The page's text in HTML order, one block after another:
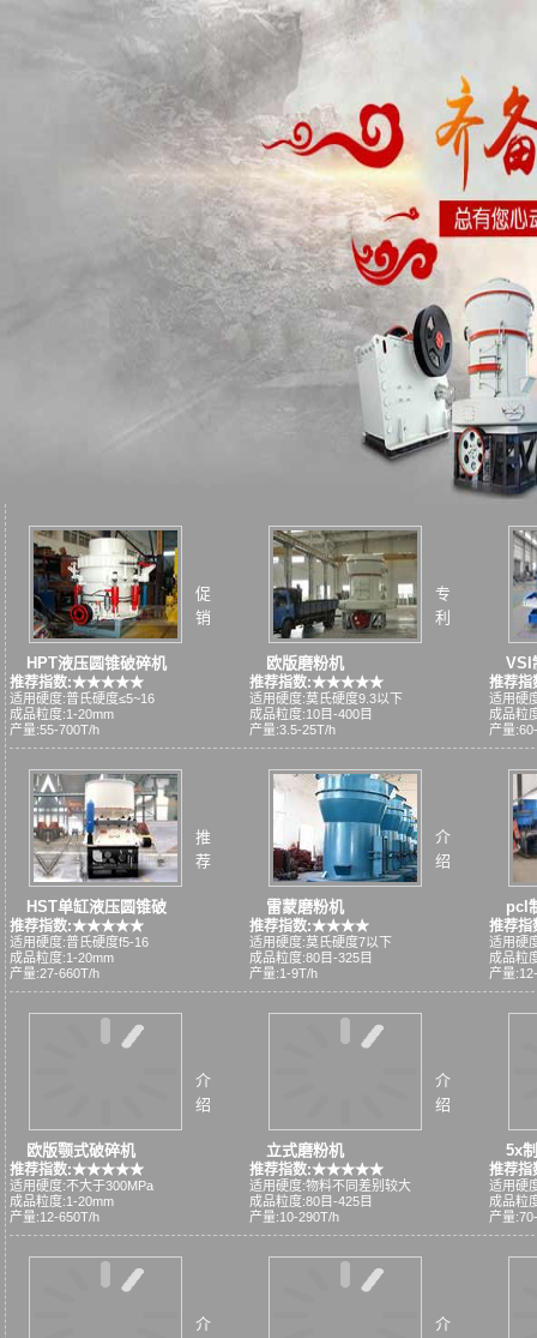
HPT液压圆锥破碎机
推荐指数:★★★★★
适用硬度:普氏硬度≤5~16
成品粒度:1-20mm
产量:55-700T/h
促
销
欧版磨粉机
推荐指数:★★★★★
适用硬度:莫氏硬度9.3以下
成品粒度:10目-400目
产量:3.5-25T/h
专
利
VSI
推荐
适用硬
成品粒
产量
HST单缸液压圆锥破
推荐指数:★★★★★
适用硬度:普氏硬度f5-16
成品粒度:1-20mm
产量:27-660T/h
推
荐
雷蒙磨粉机
推荐指数:★★★★
适用硬度:莫氏硬度7以下
成品粒度:80目-325目
产量:1-9T/h
介
绍
pcl
推荐
适用硬
成品粒
产量
欧版颚式破碎机
推荐指数:★★★★★
适用硬度:不大于300MPa
成品粒度:1-20mm
产量:12-650T/h
介
绍
立式磨粉机
推荐指数:★★★★★
适用硬度:物料不同差别较大
成品粒度:80目-425目
产量:10-290T/h
介
绍
5x
推荐
适用硬
成品粒
产量
介
介